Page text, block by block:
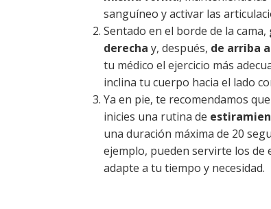
sanguíneo y activar las
Sentado en el borde de la cama,
derecha y, después, de arriba
tu médico el ejercicio más
inclina tu cuerpo hacia el lado
Ya en pie, te recomendamos
inicies una rutina de
una duración máxima de 20
ejemplo, pueden servirte los de
adapte a tu tiempo y necesidad.